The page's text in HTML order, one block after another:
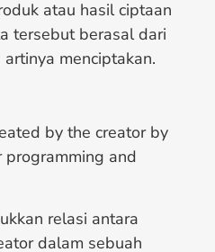
atau hasil ciptaan
tersebut berasal dari
menciptakan.
by the creator by
programming and
relasi antara
dalam sebuah